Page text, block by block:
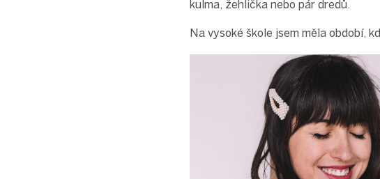
kulma, žehlička nebo pár dredů.
Na vysoké škole jsem měla období,